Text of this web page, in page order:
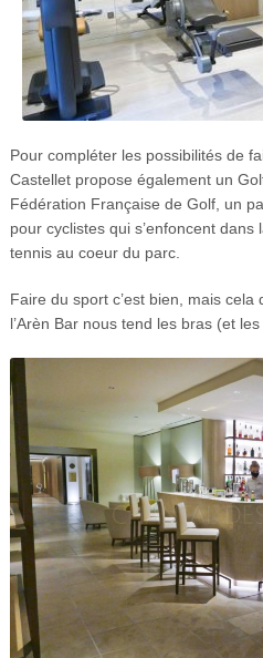
Pour compléter les possibilités de
Castellet propose également un
Fédération Française de Golf, un
pour cyclistes qui s’enfoncent
tennis au coeur du parc.
Faire du sport c’est bien, mais
l’Arèn Bar nous tend les bras (et